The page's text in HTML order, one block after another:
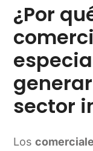
¿Por
sector
Los